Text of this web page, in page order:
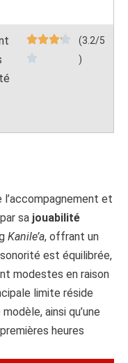
(3.2/5
)
l’accompagnement et
sa jouabilité
Kanile’a, offrant un
est équilibrée,
modestes en raison
limite réside
ainsi qu’une
heures